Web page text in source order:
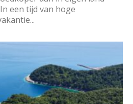
een tijd van hoge